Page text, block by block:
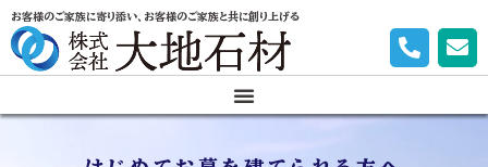
お客様のご家族に寄り添い、お客様のご家族と共に創り上げる